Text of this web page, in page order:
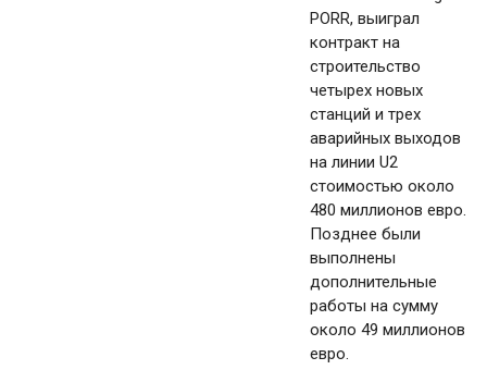
PORR, выиграл
контракт на
строительство
четырех новых
станций и трех
аварийных выходов
на линии U2
стоимостью около
480 миллионов евро.
Позднее были
выполнены
дополнительные
работы на сумму
около 49 миллионов
евро.